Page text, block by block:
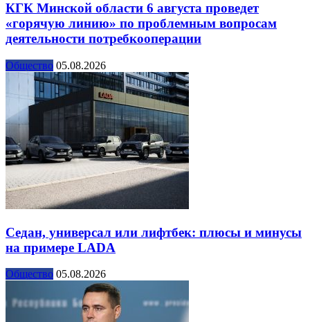
КГК Минской области 6 августа проведет
«горячую линию» по проблемным вопросам
деятельности потребкооперации
Общество 05.08.2026
Седан, универсал или лифтбек: плюсы и минусы
на примере LADA
Общество 05.08.2026